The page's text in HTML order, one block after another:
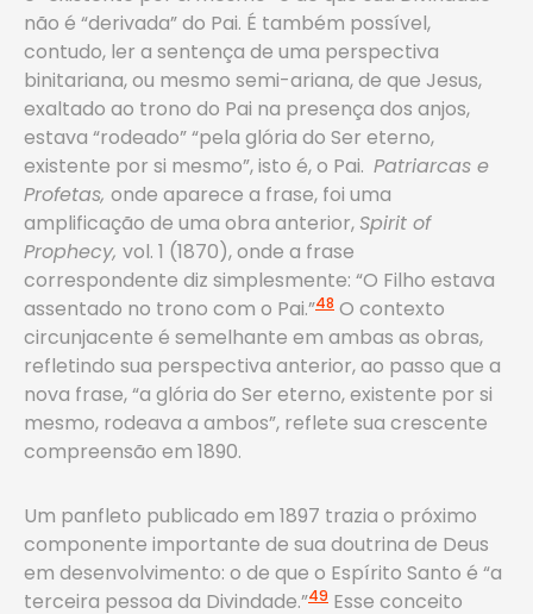
não é “derivada” do Pai. É também possível,
contudo, ler a sentença de uma perspectiva
binitariana, ou mesmo semi-ariana, de que Jesus,
exaltado ao trono do Pai na presença dos anjos,
estava “rodeado” “pela glória do Ser eterno,
existente por si mesmo”, isto é, o Pai. Patriarcas e
Profetas, onde aparece a frase, foi uma
amplificação de uma obra anterior, Spirit of
Prophecy, vol. 1 (1870), onde a frase
correspondente diz simplesmente: “O Filho estava
assentado no trono com o Pai.”48 O contexto
circunjacente é semelhante em ambas as obras,
refletindo sua perspectiva anterior, ao passo que a
nova frase, “a glória do Ser eterno, existente por si
mesmo, rodeava a ambos”, reflete sua crescente
compreensão em 1890.
Um panfleto publicado em 1897 trazia o próximo
componente importante de sua doutrina de Deus
em desenvolvimento: o de que o Espírito Santo é “a
terceira pessoa da Divindade.”49 Esse conceito